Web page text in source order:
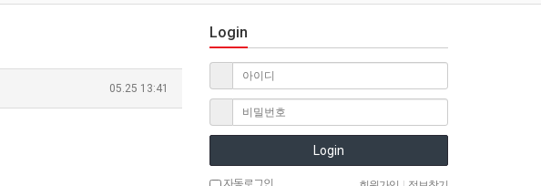
05.25 13:41
Login
Login
자동로그인